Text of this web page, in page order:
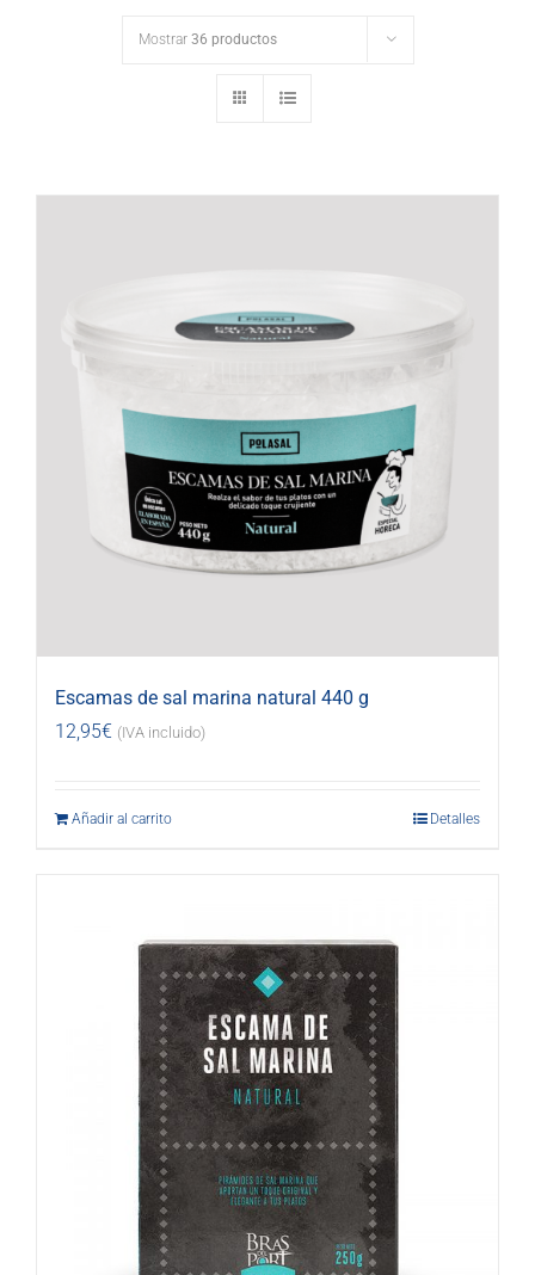
Mostrar 36 productos
Escamas de sal marina natural 440 g
12,95€ (IVA incluido)
Añadir al carrito Detalles